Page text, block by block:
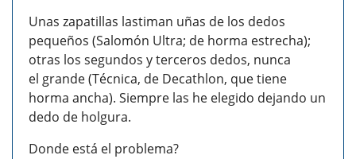
Unas zapatillas lastiman uñas de los dedos
pequeños (Salomón Ultra; de horma estrecha);
otras los segundos y terceros dedos, nunca
el grande (Técnica, de Decathlon, que tiene
horma ancha). Siempre las he elegido dejando un
dedo de holgura.
Donde está el problema?